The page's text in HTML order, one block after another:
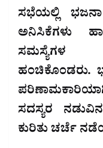
ಸಭೆಯಲ್ಲಿ
ಅನಿಸಿಕೆಗಳು
ಸಮಸ್ಯೆಗಳ
ಹಂಚಿಕೊಂಡರು.
ಸದಸ್ಯರ
ಕುರಿತು ಚರ್ಚೆ